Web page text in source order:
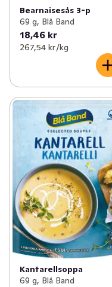
Bearnaisesås 3-p
69 g, Blå Band
18,46 kr
267,54 kr /kg
Kantarellsoppa
69 g, Blå Band